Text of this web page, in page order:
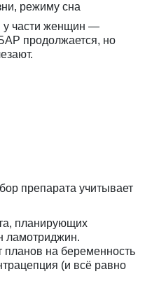
режиму сна
у части женщин —
продолжается, но
препарата учитывает
планирующих
ламотриджин.
планов на беременность
(и всё равно